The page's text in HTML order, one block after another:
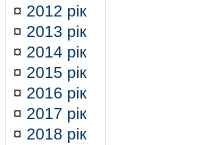
¤ 2012 рік
¤ 2013 рік
¤ 2014 рік
¤ 2015 рік
¤ 2016 рік
¤ 2017 рік
¤ 2018 рік